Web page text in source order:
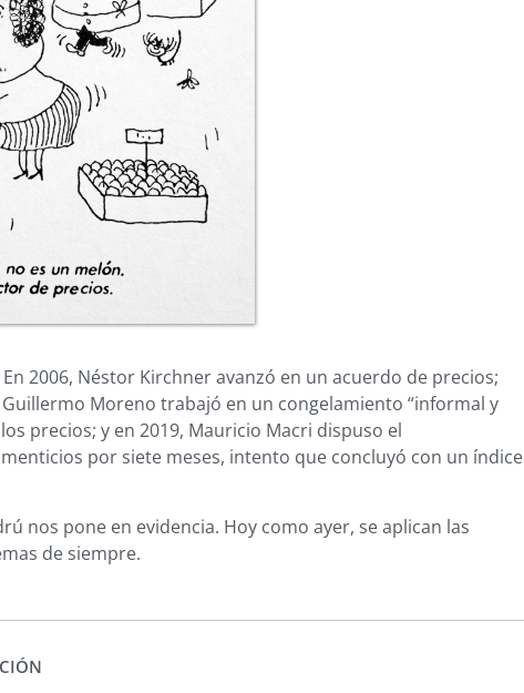
2006, Néstor Kirchner avanzó en un acuerdo de precios;
Moreno trabajó en un congelamiento “informal y
precios; y en 2019, Mauricio Macri dispuso el
por siete meses, intento que concluyó con un índice
nos pone en evidencia. Hoy como ayer, se aplican las
de siempre.